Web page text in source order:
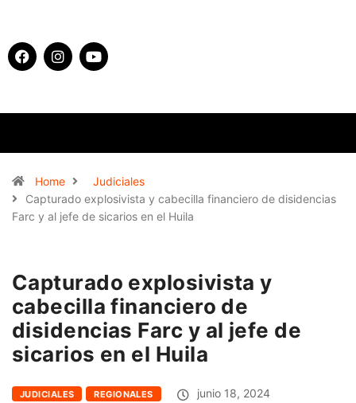
Home
Judiciales
Capturado explosivista y cabecilla financiero de disidencias
Farc y al jefe de sicarios en el Huila
Capturado explosivista y
cabecilla financiero de
disidencias Farc y al jefe de
sicarios en el Huila
JUDICIALES REGIONALES junio 18, 2024